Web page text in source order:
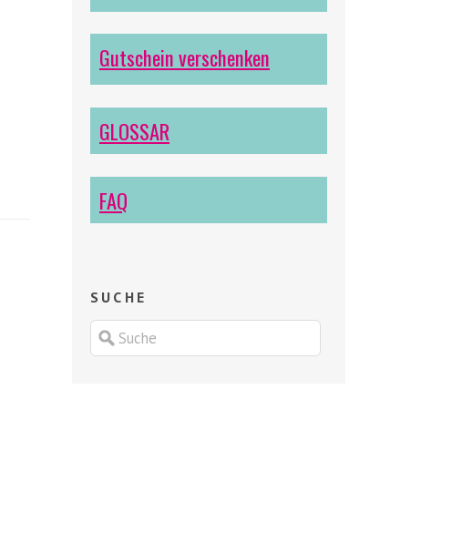
Gutschein verschenken
GLOSSAR
FAQ
SUCHE